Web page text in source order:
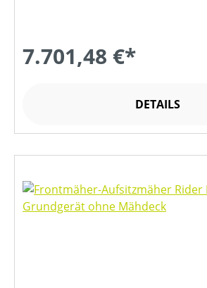
7.701,48 €*
DETAILS